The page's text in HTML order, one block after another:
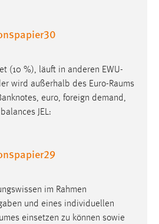
(10 %), läuft in anderen EWU-
wird außerhalb des Euro-Raums
euro, foreign demand,
JEL:
im Rahmen
und eines individuellen
einsetzen zu können sowie